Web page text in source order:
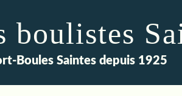
boulistes
Boules Saintes depuis 1925